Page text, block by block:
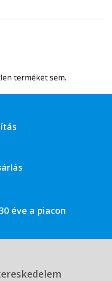
terméket sem.
éve a piacon